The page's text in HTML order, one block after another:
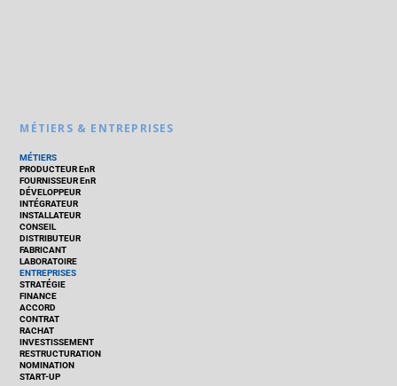
MÉTIERS & ENTREPRISES
MÉTIERS
PRODUCTEUR EnR
FOURNISSEUR EnR
DÉVELOPPEUR
INTÉGRATEUR
INSTALLATEUR
CONSEIL
DISTRIBUTEUR
FABRICANT
LABORATOIRE
ENTREPRISES
STRATÉGIE
FINANCE
ACCORD
CONTRAT
RACHAT
INVESTISSEMENT
RESTRUCTURATION
NOMINATION
START-UP